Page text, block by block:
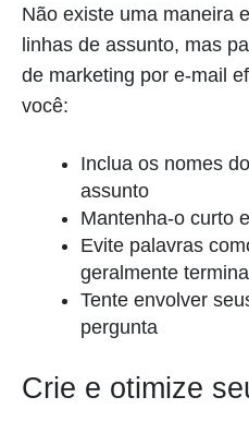
Não existe uma maneira
linhas de assunto, mas
de marketing por e-mail
você:
Inclua os nomes
assunto
Mantenha-o curto
Evite palavras
geralmente
Tente envolver
pergunta
Crie e otimize